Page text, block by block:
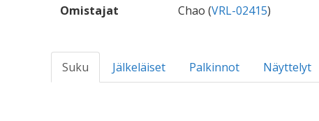
Omistajat
Chao (VRL-02415)
Suku Jälkeläiset Palkinnot Näyttelyt